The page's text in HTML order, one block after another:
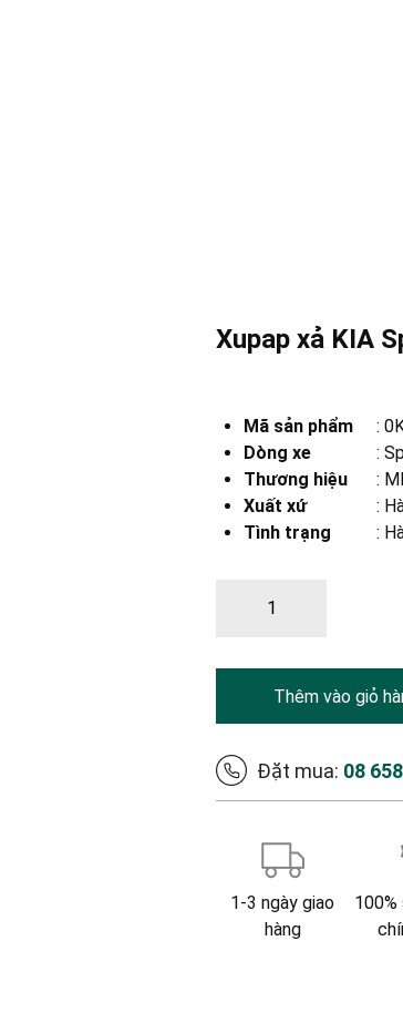
Xupap xả KIA
Mã sản phẩm :
Dòng xe
:
Thương hiệu
:
Xuất xứ
:
Tình trạng
:
Thêm vào giỏ
Đặt mua: 08
1-3 ngày giao
hàng
100%